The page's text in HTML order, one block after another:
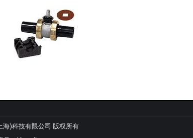
海)科技有限公司 版权所有